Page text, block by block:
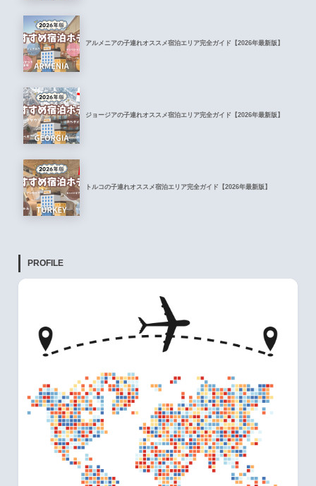
アルメニアの子連れオススメ宿泊エリア完全ガイド【2026年最新版】
ジョージアの子連れオススメ宿泊エリア完全ガイド【2026年最新版】
トルコの子連れオススメ宿泊エリア完全ガイド【2026年最新版】
PROFILE